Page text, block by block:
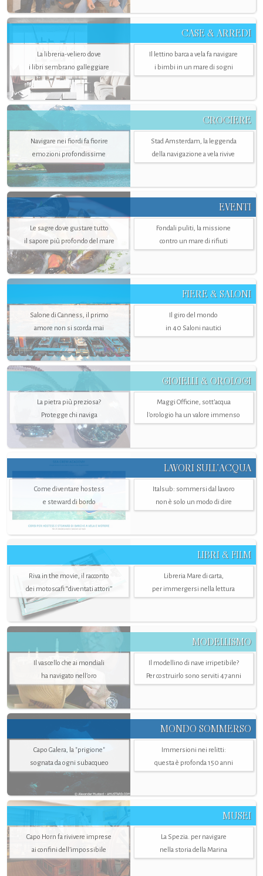
CASE & ARREDI
La libreria-veliero dove
i libri sembrano galleggiare
Il lettino barca a vela fa navigare
i bimbi in un mare di sogni
CROCIERE
Navigare nei fiordi fa fiorire
emozioni profondissime
Stad Amsterdam, la leggenda
della navigazione a vela rivive
EVENTI
Le sagre dove gustare tutto
il sapore più profondo del mare
Fondali puliti, la missione
contro un mare di rifiuti
FIERE & SALONI
Salone di Canness, il primo
amore non si scorda mai
Il giro del mondo
in 40 Saloni nautici
GIOIELLI & OROLOGI
La pietra più preziosa?
Protegge chi naviga
Maggi Officine, sott’acqua
l'orologio ha un valore immenso
LAVORI SULL’ACQUA
Come diventare hostess
e steward di bordo
Italsub: sommersi dal lavoro
non è solo un modo di dire
LIBRI & FILM
Riva in the movie, il racconto
dei motoscafi “diventati attori”
Libreria Mare di carta,
per immergersi nella lettura
MODELLISMO
Il vascello che ai mondiali
ha navigato nell’oro
Il modellino di nave irripetibile?
Per costruirlo sono serviti 47 anni
MONDO SOMMERSO
Capo Galera, la "prigione"
sognata da ogni subacqueo
Immersioni nei relitti:
questa è profonda 150 anni
MUSEI
Capo Horn fa rivivere imprese
ai confini dell’impossibile
La Spezia. per navigare
nella storia della Marina